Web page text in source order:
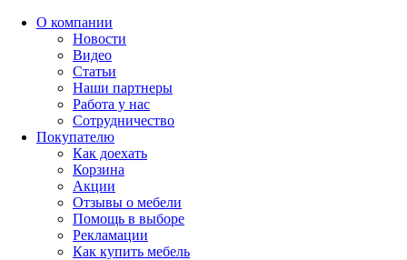
О компании
Новости
Видео
Статьи
Наши партнеры
Работа у нас
Сотрудничество
Покупателю
Как доехать
Корзина
Акции
Отзывы о мебели
Помощь в выборе
Рекламации
Как купить мебель